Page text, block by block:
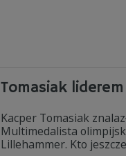
Tomasiak
Kacper Tomasiak
Multimedalista
Lillehammer. Kto